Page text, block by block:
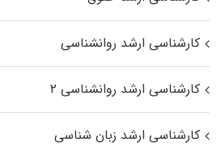
کارشناسی ارشد روانشناسی
کارشناسی ارشد روانشناسی ۲
کارشناسی ارشد زبان شناسی